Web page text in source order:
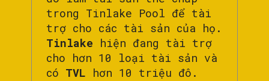
trong Tinlake Pool để tài
trợ cho các tài sản của họ.
Tinlake hiện đang tài trợ
cho hơn 10 loại tài sản và
có TVL hơn 10 triệu đô.